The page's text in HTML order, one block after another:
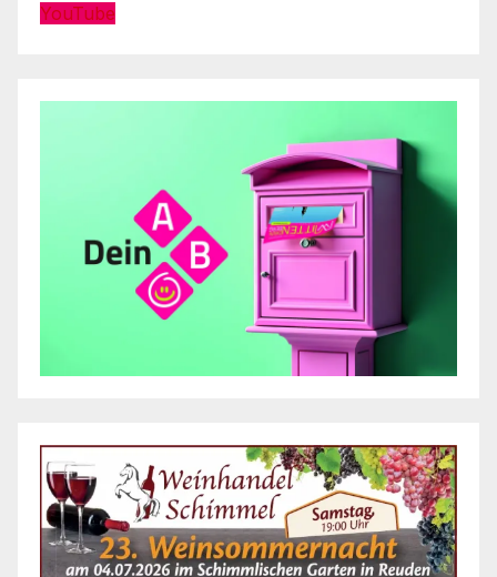
YouTube